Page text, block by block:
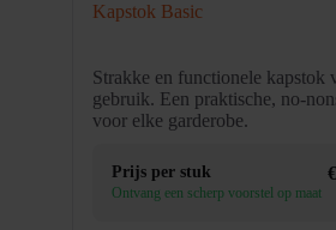
Kapstok Basic
Strakke en functionele kapstok
gebruik. Een praktische, no-
voor elke garderobe.
Prijs per stuk €
Ontvang een scherp voorstel op maat